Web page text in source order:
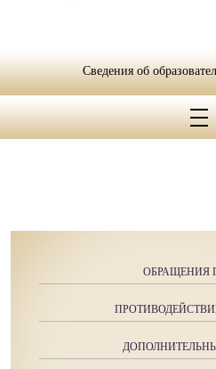
ОБРАЩЕНИЯ
Сведения об